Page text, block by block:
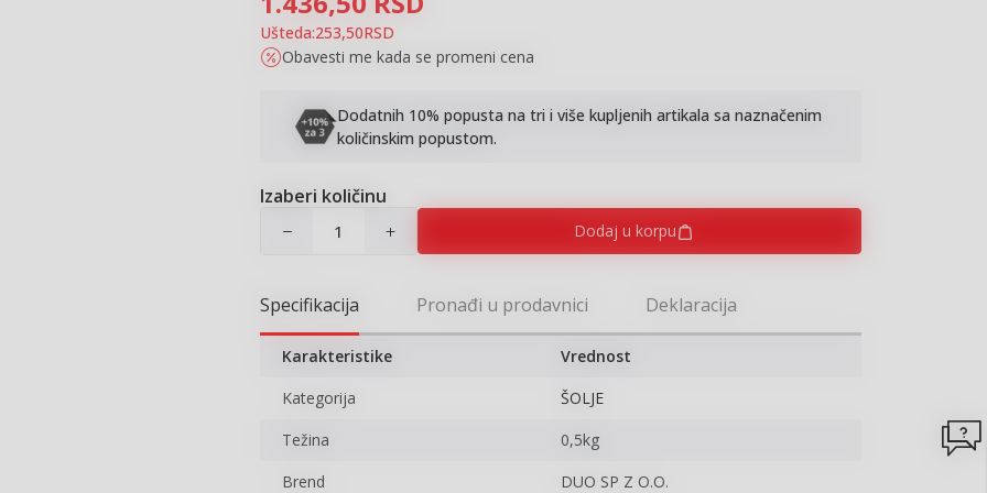
Ušteda:253,50RSD
Obavesti me kada se promeni cena
Dodatnih 10% popusta na tri i više kupljenih artikala sa naznačenim
količinskim popustom.
Izaberi količinu
Dodaj u korpu
Specifikacija Pronađi u prodavnici Deklaracija
Karakteristike
Vrednost
Kategorija
ŠOLJE
Težina
0,5kg
Brend
DUO SP Z O.O.